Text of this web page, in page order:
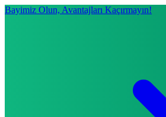
Bayimiz Olun, Avantajları Kaçırmayın!